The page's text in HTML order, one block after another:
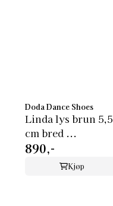
Doda Dance Shoes
Linda lys brun 5,5
cm bred ...
890,-
Kjøp